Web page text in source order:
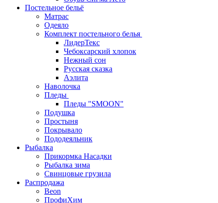
Постельное бельё
Матрас
Одеяло
Комплект постельного белья
ЛидерТекс
Чебоксарский хлопок
Нежный сон
Русская сказка
Аэлита
Наволочка
Пледы
Пледы "SMOON"
Подушка
Простыня
Покрывало
Пододеяльник
Рыбалка
Прикормка Насадки
Рыбалка зима
Свинцовые грузила
Распродажа
Beon
ПрофиХим